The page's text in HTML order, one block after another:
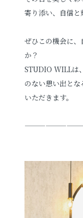
寄り添い、自信と
ぜひこの機会に
か？
STUDIO WILLは
のない思い出と
いただきます。